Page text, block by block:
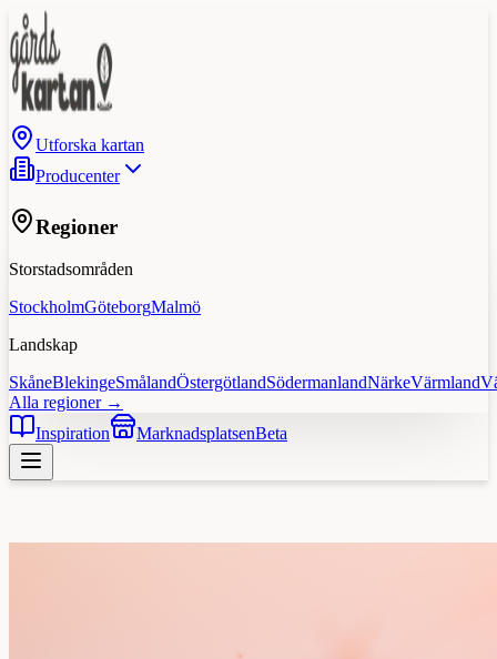
Utforska kartan
Producenter
Regioner
Storstadsområden
StockholmGöteborgMalmö
Landskap
SkåneBlekingeSmålandÖstergötlandSödermanlandNärkeVärmland
Alla regioner →
Inspiration
MarknadsplatsenBeta